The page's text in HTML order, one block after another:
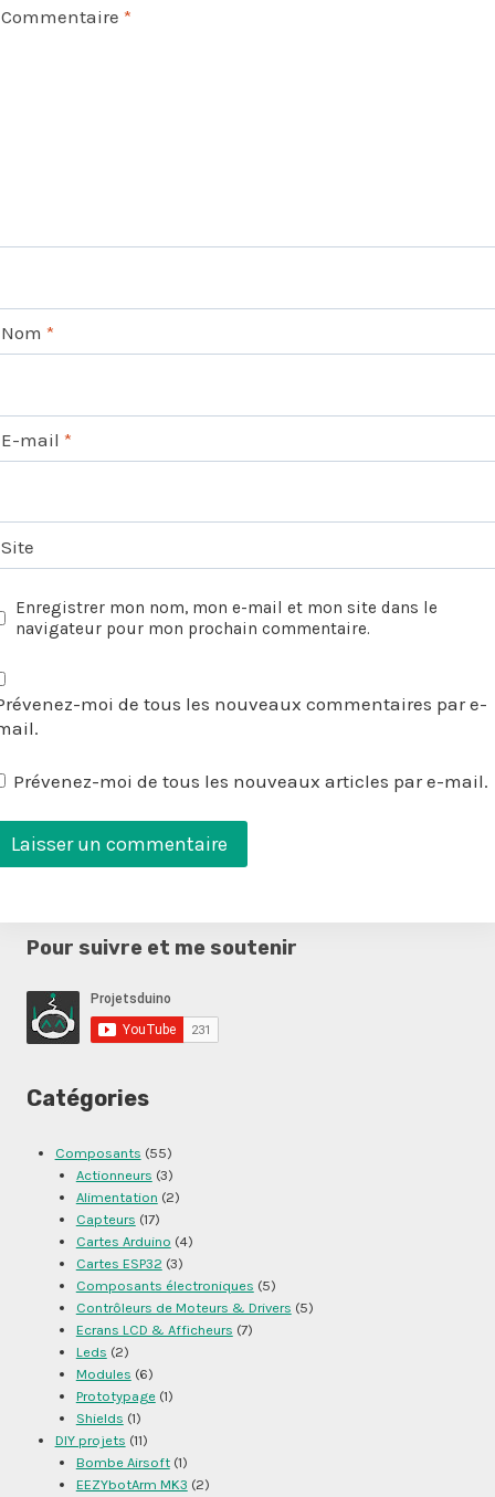
Commentaire *
Nom *
E-mail *
Site
Enregistrer mon nom, mon e-mail et mon site dans le
navigateur pour mon prochain commentaire.
moi de tous les nouveaux commentaires par e-
Prévenez-moi de tous les nouveaux articles par e-mail.
Pour suivre et me soutenir
Catégories
Composants (55)
Actionneurs (3)
Alimentation (2)
Capteurs (17)
Cartes Arduino (4)
Cartes ESP32 (3)
Composants électroniques (5)
Contrôleurs de Moteurs & Drivers (5)
Ecrans LCD & Afficheurs (7)
Leds (2)
Modules (6)
Prototypage(1)
Shields (1)
DIY projets (11)
Bombe Airsoft(1)
EEZYbotArm MK3 (2)